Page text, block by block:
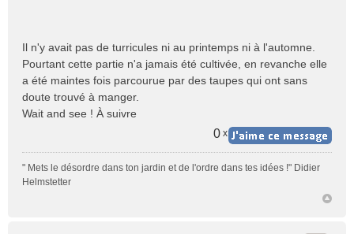
Il n'y avait pas de turricules ni au printemps ni à l'automne.
Pourtant cette partie n'a jamais été cultivée, en revanche elle
a été maintes fois parcourue par des taupes qui ont sans
doute trouvé à manger.
Wait and see ! À suivre
0 x
" Mets le désordre dans ton jardin et de l'ordre dans tes idées !" Didier
Helmstetter